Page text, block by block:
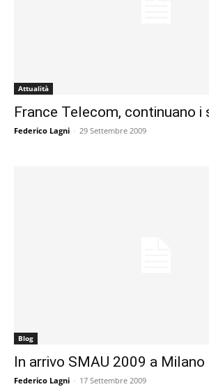
Attualità
France Telecom, continuano i
Federico Lagni - 29 Settembre 2009
Blog
In arrivo SMAU 2009 a Milano
Federico Lagni - 17 Settembre 2009